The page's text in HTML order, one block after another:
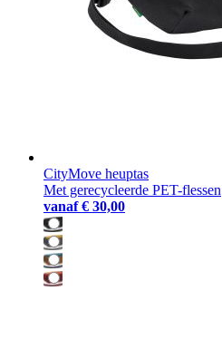
CityMove heuptas
Met gerecycleerde PET-flessen
vanaf € 30,00